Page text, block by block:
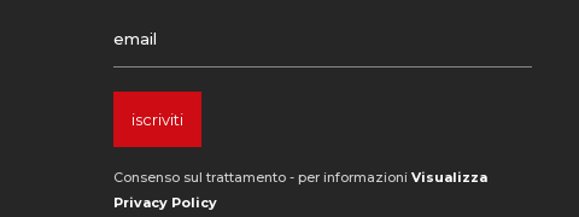
Consenso sul trattamento - per informazioniVisualizza
Privacy Policy